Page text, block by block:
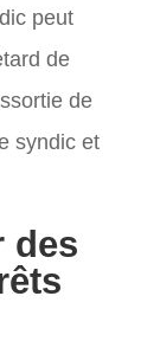
peut
de
de
syndic et
des